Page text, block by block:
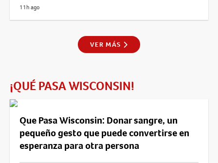
11h ago
VER MÁS
¡QUÉ PASA WISCONSIN!
Que Pasa Wisconsin: Donar sangre, un
pequeño gesto que puede convertirse en
esperanza para otra persona